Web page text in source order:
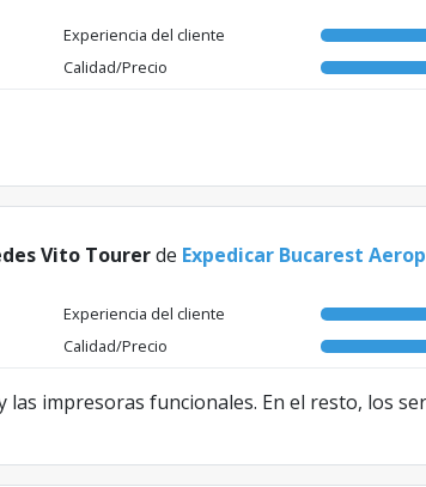
Experiencia del cliente
Calidad/Precio
Vito Tourerde Expedicar Bucarest
Experiencia del cliente
Calidad/Precio
impresoras funcionales. En el resto, los